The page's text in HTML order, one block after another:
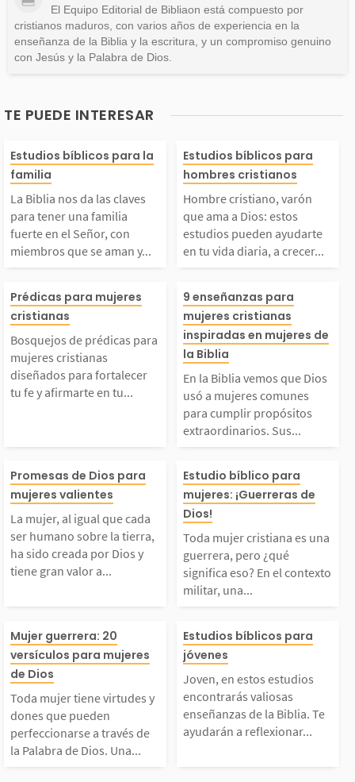
El Equipo Editorial de Bibliaon está compuesto por
cristianos maduros, con varios años de experiencia en la
enseñanza de la Biblia y la escritura, y un compromiso genuino
con Jesús y la Palabra de Dios.
TE PUEDE INTERESAR
Biblia nos da las cl
para tener una fa
fuerte en el Seño
aman y se ayudan en
de cualquier sit
Poniendo en...
Estudios bíblicos para la
familia
La Biblia nos da las claves
para tener una familia
fuerte en el Señor, con
miembros que se aman y...
Hombre
ón que ama a
tos estudios
a, a crecer y
er el hombre
desea que
ada...
Estudios bíblicos para
hombres cristianos
Hombre cristiano, varón
que ama a Dios: estos
estudios pueden ayudarte
en tu vida diaria, a crecer...
de prédicas
mujeres cristian
diseñados para fort
tu fe y afirmart
en tu andar con Dio
Como mujeres cristi
la Biblia debe s
Prédicas para mujeres
cristianas
Bosquejos de prédicas para
mujeres cristianas
diseñados para fortalecer
tu fe y afirmarte en tu...
En la Biblia
e Dios usó a
omunes para
propósitos
arios. Sus
s inspiran y
an principios
para...
9 enseñanzas para
mujeres cristianas
inspiradas en mujeres de
la Biblia
En la Biblia vemos que Dios
usó a mujeres comunes
para cumplir propósitos
extraordinarios. Sus...
mujer, al igual que
ser humano sobr
la tierra, ha sido cre
por Dios y tiene g
valor a sus ojos.
la Palabra de Dios
preciosa
Promesas de Dios para
mujeres valientes
La mujer, al igual que cada
ser humano sobre la tierra,
ha sido creada por Dios y
tiene gran valor a...
Toda mujer
s una
¿qué significa
n el contexto
na guerrera es
jer entrenada
har y derrotar
Estudio bíblico para
mujeres: ¡Guerreras de
Dios!
Toda mujer cristiana es una
guerrera, pero ¿qué
significa eso? En el contexto
militar, una...
mujer tiene virtu
y dones que puede
perfeccionarse a tra
de la Palabra de
Mujer guerrera: 20
versículos para mujeres
de Dios
Toda mujer tiene virtudes y
dones que pueden
perfeccionarse a través de
la Palabra de Dios. Una...
Joven, en
os
as enseñanzas
blia. Te
Estudios bíblicos para
jóvenes
Joven, en estos estudios
encontrarás valiosas
enseñanzas de la Biblia. Te
ayudarán a reflexionar...